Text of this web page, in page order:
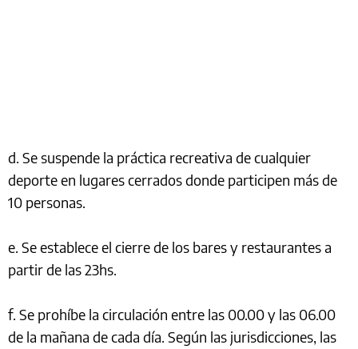
d. Se suspende la práctica recreativa de cualquier
deporte en lugares cerrados donde participen más de
10 personas.
e. Se establece el cierre de los bares y restaurantes a
partir de las 23hs.
f. Se prohíbe la circulación entre las 00.00 y las 06.00
de la mañana de cada día. Según las jurisdicciones, las